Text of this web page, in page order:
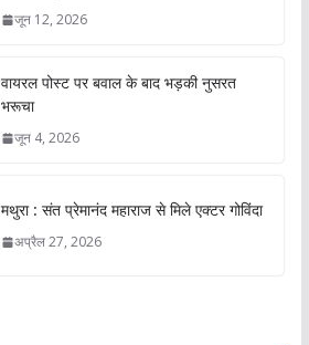
जून 12, 2026
वायरल पोस्ट पर बवाल के बाद भड़की नुसरत
भरूचा
जून 4, 2026
मथुरा : संत प्रेमानंद महाराज से मिले एक्टर गोविंदा
अप्रैल 27, 2026